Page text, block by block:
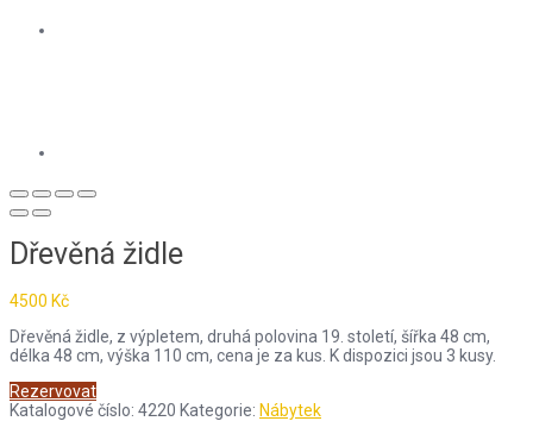
Dřevěná židle
4500 Kč
Dřevěná židle, z výpletem, druhá polovina 19. století, šířka 48 cm,
délka 48 cm, výška 110 cm, cena je za kus. K dispozici jsou 3 kusy.
Rezervovat
Katalogové číslo: 4220 Kategorie: Nábytek